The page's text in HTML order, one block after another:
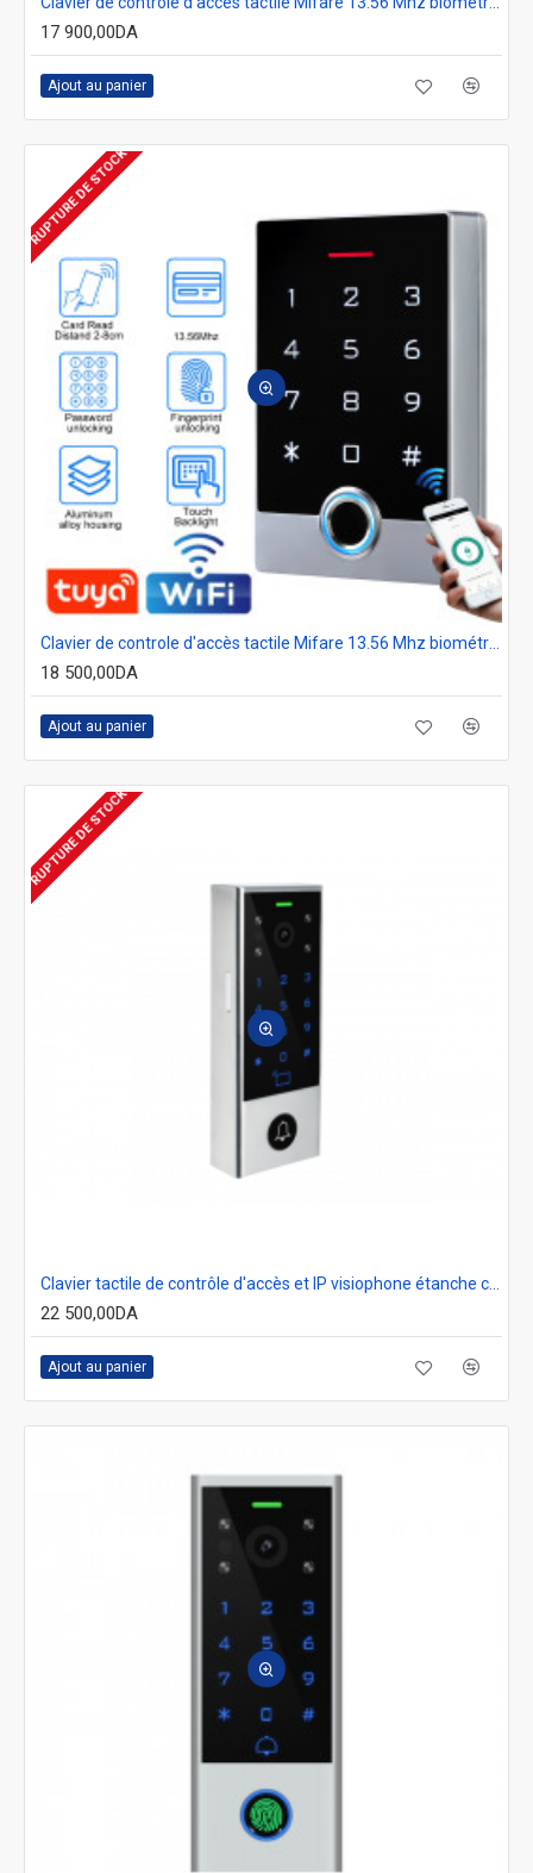
17 900,00DA
Ajout au panier
RUPTURE DE STOCK
18 500,00DA
Ajout au panier
RUPTURE DE STOCK
22 500,00DA
Ajout au panier